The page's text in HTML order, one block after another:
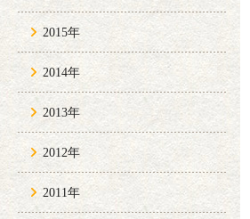
2015年
2014年
2013年
2012年
2011年